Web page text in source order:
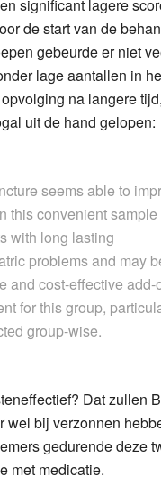
significant lagere
de start van de
gebeurde er niet
lage aantallen in
na langere
uit de hand gelopen:
seems able to
this convenient sample
with long lasting
problems and may
and cost-effective add-
for this group,
group-wise.
Dat zullen
wel bij verzonnen
gedurende deze
met medicatie.